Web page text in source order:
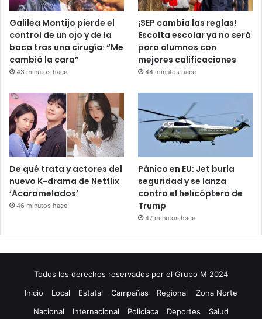
Galilea Montijo pierde el
control de un ojo y de la
boca tras una cirugía: “Me
cambió la cara”
43 minutos hace
¡SEP cambia las reglas!
Escolta escolar ya no será
para alumnos con
mejores calificaciones
44 minutos hace
De qué trata y actores del
nuevo K-drama de Netflix
‘Acaramelados’
46 minutos hace
Pánico en EU: Jet burla
seguridad y se lanza
contra el helicóptero de
Trump
47 minutos hace
Todos los derechos reservados por el Grupo M 2024
Inicio
Local Estatal Campañas Regional
Zona Norte
Nacional
Internacional Policiaca Deportes Salud